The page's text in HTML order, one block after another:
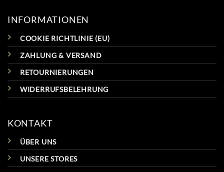
INFORMATIONEN
COOKIE RICHTLINIE (EU)
ZAHLUNG & VERSAND
RETOURNIERUNGEN
WIDERRUFSBELEHRUNG
KONTAKT
ÜBER UNS
UNSERE STORES